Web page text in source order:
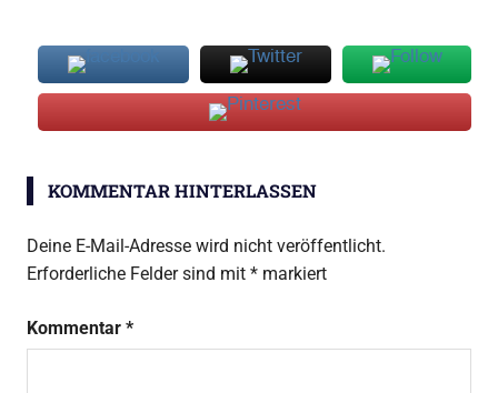
KOMMENTAR HINTERLASSEN
Deine E-Mail-Adresse wird nicht veröffentlicht.
Erforderliche Felder sind mit * markiert
Kommentar *